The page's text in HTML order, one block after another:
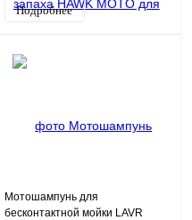
Подробнее
Мотошампунь для
бесконтактной мойки LAVR